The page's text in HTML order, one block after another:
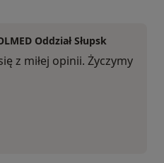
Oddział Słupsk
z miłej opinii. Życzymy